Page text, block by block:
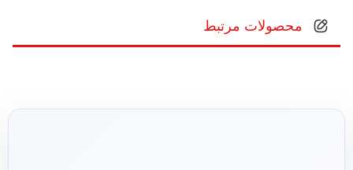
محصولات مرتبط